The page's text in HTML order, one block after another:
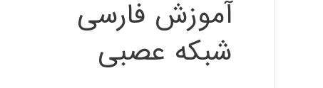
آموزش فارسی
شبکه عصبی